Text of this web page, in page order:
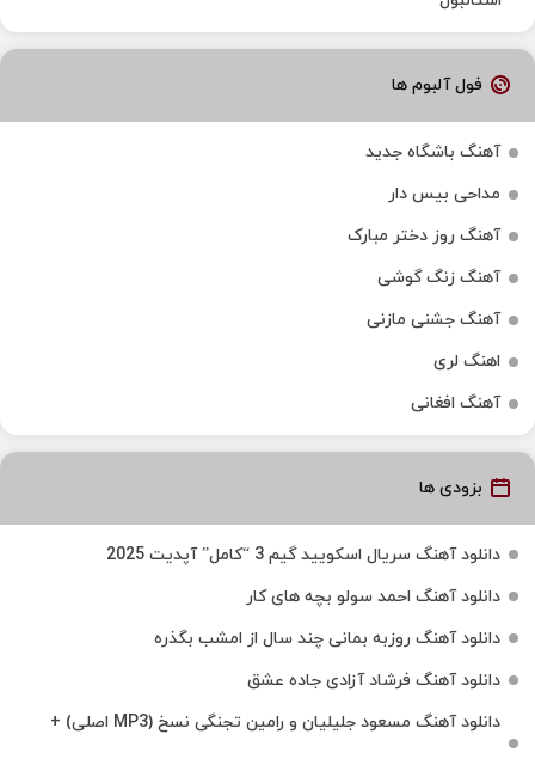
فول آلبوم ها
آهنگ باشگاه جدید
مداحی بیس دار
آهنگ روز دختر مبارک
آهنگ زنگ گوشی
آهنگ جشنی مازنی
اهنگ لری
آهنگ افغانی
بزودی ها
دانلود آهنگ سریال اسکویید گیم 3 “کامل” آپدیت 2025
دانلود آهنگ احمد سولو بچه های کار
دانلود آهنگ روزبه بمانی چند سال از امشب بگذره
دانلود آهنگ فرشاد آزادی جاده عشق
دانلود آهنگ مسعود جلیلیان و رامین تجنگی نسخ (MP3 اصلی) +